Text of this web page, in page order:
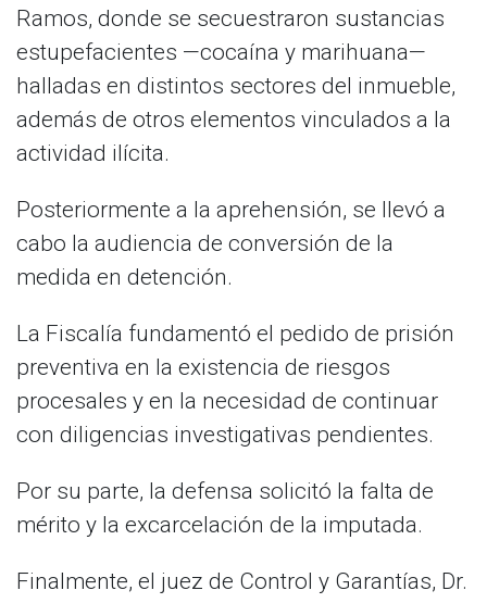
Ramos, donde se secuestraron sustancias
estupefacientes —cocaína y marihuana—
halladas en distintos sectores del inmueble,
además de otros elementos vinculados a la
actividad ilícita.
Posteriormente a la aprehensión, se llevó a
cabo la audiencia de conversión de la
medida en detención.
La Fiscalía fundamentó el pedido de prisión
preventiva en la existencia de riesgos
procesales y en la necesidad de continuar
con diligencias investigativas pendientes.
Por su parte, la defensa solicitó la falta de
mérito y la excarcelación de la imputada.
Finalmente, el juez de Control y Garantías, Dr.